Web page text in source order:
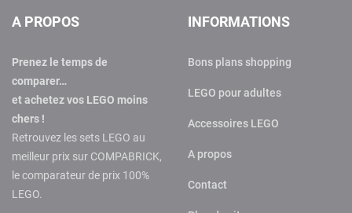
A PROPOS
Prenez le temps de
comparer…
et achetez vos LEGO moins
chers !
Retrouvez les sets LEGO au
meilleur prix sur COMPABRICK,
le comparateur de prix 100%
LEGO.
INFORMATIONS
Bons plans shopping
LEGO pour adultes
Accessoires LEGO
A propos
Contact